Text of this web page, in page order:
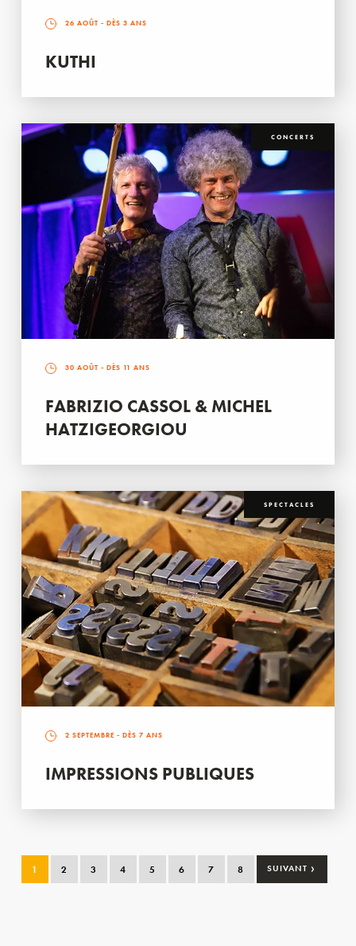
26 AOÛT - DÈS 3 ANS
KUTHI
CONCERTS
30 AOÛT - DÈS 11 ANS
FABRIZIO CASSOL & MICHEL
HATZIGEORGIOU
SPECTACLES
2 SEPTEMBRE - DÈS 7 ANS
IMPRESSIONS PUBLIQUES
1 2 3 4 5 6 7 8 SUIVANT ›